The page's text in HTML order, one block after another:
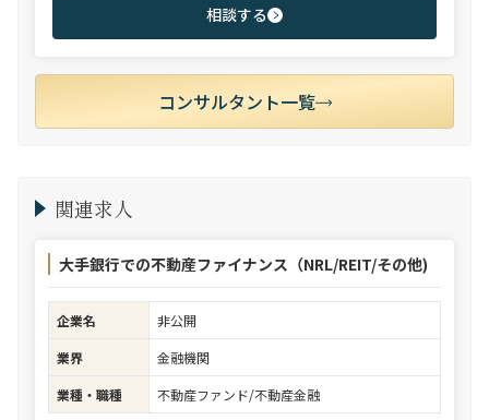
相談する
コンサルタント一覧
関連求人
大手銀行での不動産ファイナンス（NRL/REIT/その他)
企業名
非公開
業界
金融機関
業種・職種
不動産ファンド/不動産金融